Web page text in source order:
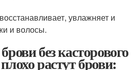
увлажняет и
и волосы.
без касторового
растут брови: